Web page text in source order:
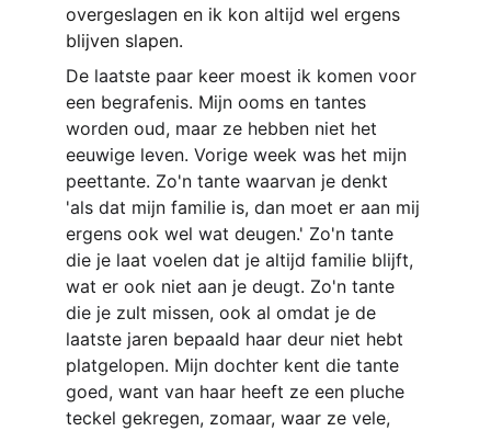
overgeslagen en ik kon altijd wel ergens
blijven slapen.
De laatste paar keer moest ik komen voor
een begrafenis. Mijn ooms en tantes
worden oud, maar ze hebben niet het
eeuwige leven. Vorige week was het mijn
peettante. Zo'n tante waarvan je denkt
'als dat mijn familie is, dan moet er aan mij
ergens ook wel wat deugen.' Zo'n tante
die je laat voelen dat je altijd familie blijft,
wat er ook niet aan je deugt. Zo'n tante
die je zult missen, ook al omdat je de
laatste jaren bepaald haar deur niet hebt
platgelopen. Mijn dochter kent die tante
goed, want van haar heeft ze een pluche
teckel gekregen, zomaar, waar ze vele,